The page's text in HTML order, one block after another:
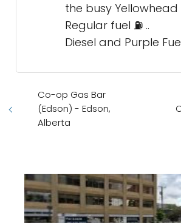
the busy Yellowhead
Regular fuel ⛽️ ..
Diesel and Purple
Co-op Gas Bar
(Edson) - Edson,
Alberta